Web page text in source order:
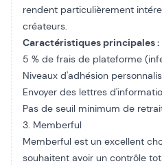
rendent particulièrement
créateurs.
Caractéristiques principales :
5 % de frais de plateforme
Niveaux d'adhésion
Envoyer des lettres
Pas de seuil minimum de
3. Memberful
Memberful est un excellent
souhaitent avoir un contrôle